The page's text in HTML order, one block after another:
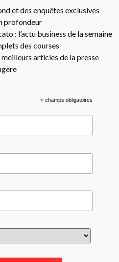
et des enquêtes exclusives
profondeur
: l’actu business de la semaine
des courses
meilleurs articles de la presse
*champs obligatoires